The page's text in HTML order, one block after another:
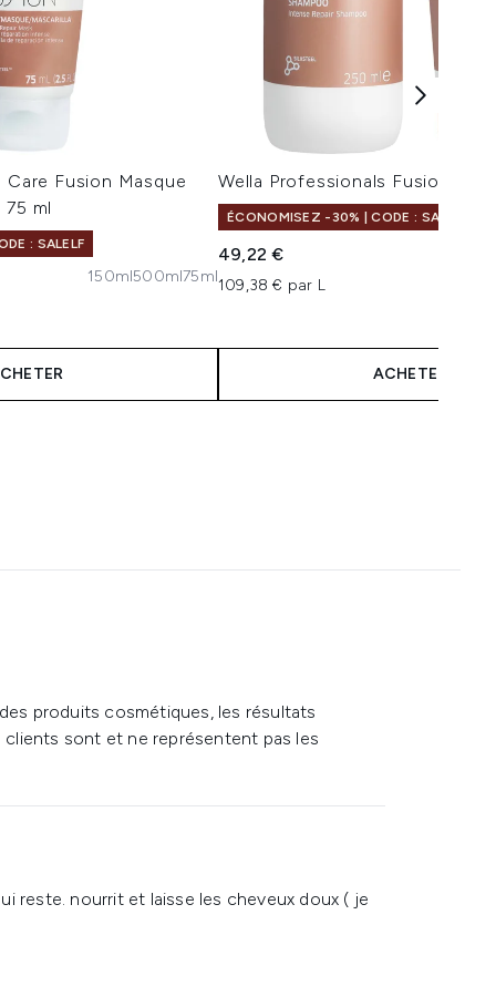
Fusion Masque
ml
: SALELF
150ml500ml75ml
Wella Professionals Fusion
ÉCONOMISEZ -30% | CODE : SALELF
49,22 €
109,38 € par L
ACHETER
produits cosmétiques, les résultats
clients sont et ne représentent pas les
reste. nourrit et laisse les cheveux doux ( je